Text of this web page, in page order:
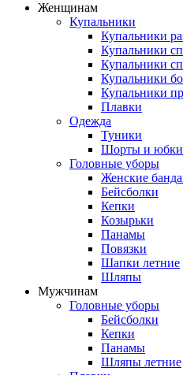
Женщинам
Купальники
Купальники
Купальники
Купальники
Купальники
Купальники
Плавки
Одежда
Туники
Шорты и юбки
Головные уборы
Женские
Бейсболки
Кепки
Козырьки
Панамы
Повязки
Шапки летние
Шляпы
Мужчинам
Головные уборы
Бейсболки
Кепки
Панамы
Шляпы летние